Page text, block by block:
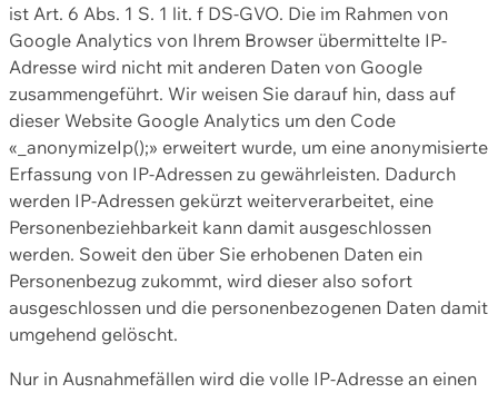
ist Art. 6 Abs. 1 S. 1 lit. f DS-GVO. Die im Rahmen von
Google Analytics von Ihrem Browser übermittelte IP-
Adresse wird nicht mit anderen Daten von Google
zusammengeführt. Wir weisen Sie darauf hin, dass auf
dieser Website Google Analytics um den Code
«_anonymizeIp();» erweitert wurde, um eine anonymisierte
Erfassung von IP-Adressen zu gewährleisten. Dadurch
werden IP-Adressen gekürzt weiterverarbeitet, eine
Personenbeziehbarkeit kann damit ausgeschlossen
werden. Soweit den über Sie erhobenen Daten ein
Personenbezug zukommt, wird dieser also sofort
ausgeschlossen und die personenbezogenen Daten damit
umgehend gelöscht.
Nur in Ausnahmefällen wird die volle IP-Adresse an einen